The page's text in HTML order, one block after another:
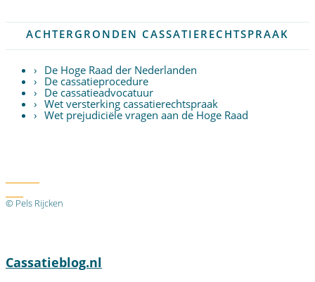
ACHTERGRONDEN CASSATIERECHTSPRAAK
De Hoge Raad der Nederlanden
De cassatieprocedure
De cassatieadvocatuur
Wet versterking cassatierechtspraak
Wet prejudiciële vragen aan de Hoge Raad
© Pels Rijcken
Cassatieblog.nl